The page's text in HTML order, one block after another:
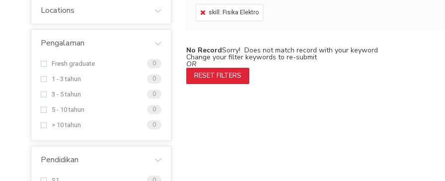
Locations
Pengalaman
Fresh graduate 0
1 - 3 tahun 0
3 - 5 tahun 0
5 - 10 tahun 0
> 10 tahun 0
Pendidikan
skill: Fisika Elektro
No RecordSorry! Does not match record with your keyword
Change your filter keywords to re-submit
OR
RESET FILTERS